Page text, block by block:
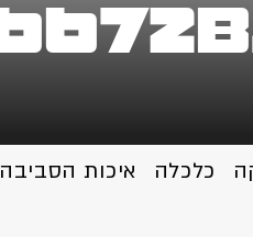
כלכלה איכות הסביבה